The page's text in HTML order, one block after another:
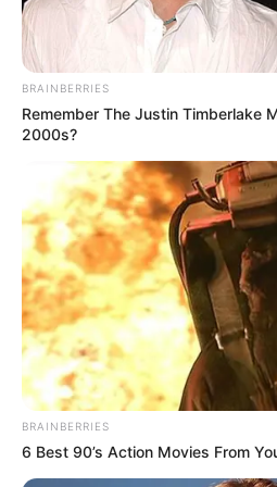
Lea También:Vive la Semana
conoce la agenda religiosa,
Luego de la canción grabada
BRAINBERRIES
Remember The Justin Timberlake
2000s?
BRAINBERRIES
6 Best 90’s Action Movies From